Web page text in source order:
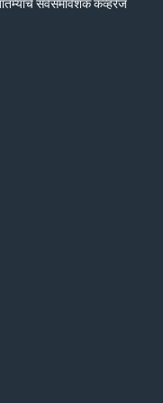
सर्वसमावेशक कव्हरेज